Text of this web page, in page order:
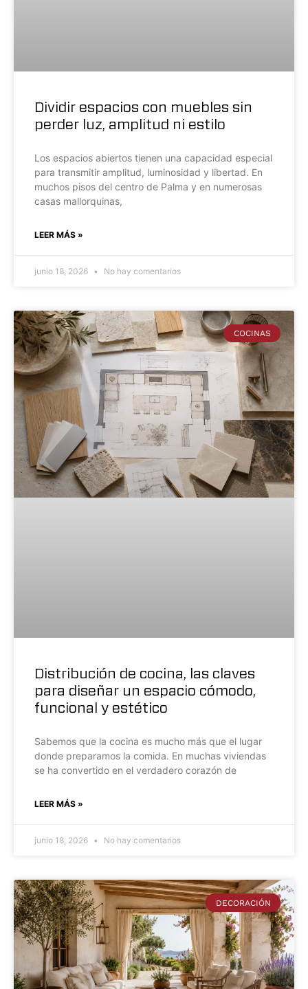
Dividir espacios con muebles sin
perder luz, amplitud ni estilo
Los espacios abiertos tienen una capacidad especial
para transmitir amplitud, luminosidad y libertad. En
muchos pisos del centro de Palma y en numerosas
casas mallorquinas,
LEER MÁS »
junio 18, 2026 No hay comentarios
COCINAS
Distribución de cocina, las claves
para diseñar un espacio cómodo,
funcional y estético
Sabemos que la cocina es mucho más que el lugar
donde preparamos la comida. En muchas viviendas
se ha convertido en el verdadero corazón de
LEER MÁS »
junio 18, 2026 No hay comentarios
DECORACIÓN